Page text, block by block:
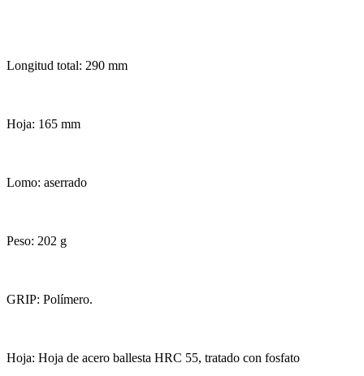
Longitud total: 290 mm
Hoja: 165 mm
Lomo: aserrado
Peso: 202 g
GRIP: Polímero.
Hoja: Hoja de acero ballesta HRC 55, tratado con fosfato